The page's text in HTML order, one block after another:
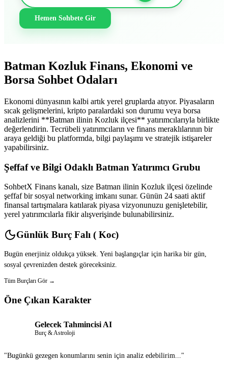
Hemen Sohbete Gir
Batman Kozluk Finans, Ekonomi ve
Borsa Sohbet Odaları
Ekonomi dünyasının kalbi artık yerel gruplarda atıyor. Piyasaların
sıcak gelişmelerini, kripto paralardaki son durumu veya borsa
analizlerini **Batman ilinin Kozluk ilçesi** yatırımcılarıyla birlikte
değerlendirin. Tecrübeli yatırımcıların ve finans meraklılarının bir
araya geldiği bu platformda, bilgi paylaşımı ve stratejik istişareler
yapabilirsiniz.
Şeffaf ve Bilgi Odaklı Batman Yatırımcı Grubu
SohbetX Finans kanalı, size Batman ilinin Kozluk ilçesi özelinde
şeffaf bir sosyal networking imkanı sunar. Günün 24 saati aktif
finansal tartışmalara katılarak piyasa vizyonunuzu genişletebilir,
yerel yatırımcılarla fikir alışverişinde bulunabilirsiniz.
Günlük Burç Falı ( Koc)
Bugün enerjiniz oldukça yüksek. Yeni başlangıçlar için harika bir gün,
sosyal çevrenizden destek göreceksiniz.
Tüm Burçları Gör →
Öne Çıkan Karakter
Gelecek Tahmincisi AI
Burç & Astroloji
"Bugünkü gezegen konumlarını senin için analiz edebilirim..."